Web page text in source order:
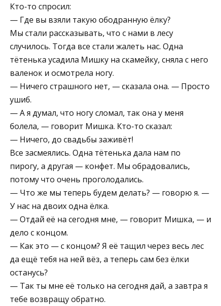
Кто-то спросил:
— Где вы взяли такую ободранную ёлку?
Мы стали рассказывать, что с нами в лесу
случилось. Тогда все стали жалеть нас. Одна
тётенька усадила Мишку на скамейку, сняла с него
валенок и осмотрела ногу.
— Ничего страшного нет, — сказала она. — Просто
ушиб.
— А я думал, что ногу сломал, так она у меня
болела, — говорит Мишка. Кто-то сказал:
— Ничего, до свадьбы заживёт!
Все засмеялись. Одна тётенька дала нам по
пирогу, а другая — конфет. Мы обрадовались,
потому что очень проголодались.
— Что же мы теперь будем делать? — говорю я. —
У нас на двоих одна ёлка.
— Отдай её на сегодня мне, — говорит Мишка, — и
дело с концом.
— Как это — с концом? Я её тащил через весь лес
да ещё тебя на ней вёз, а теперь сам без ёлки
останусь?
— Так ты мне её только на сегодня дай, а завтра я
тебе возвращу обратно.